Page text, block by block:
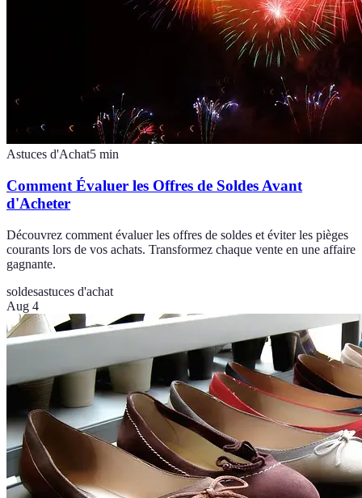
Astuces d'Achat5 min
Comment Évaluer les Offres de Soldes Avant
d'Acheter
Découvrez comment évaluer les offres de soldes et éviter les pièges
courants lors de vos achats. Transformez chaque vente en une affaire
gagnante.
soldesastuces d'achat
Aug 4